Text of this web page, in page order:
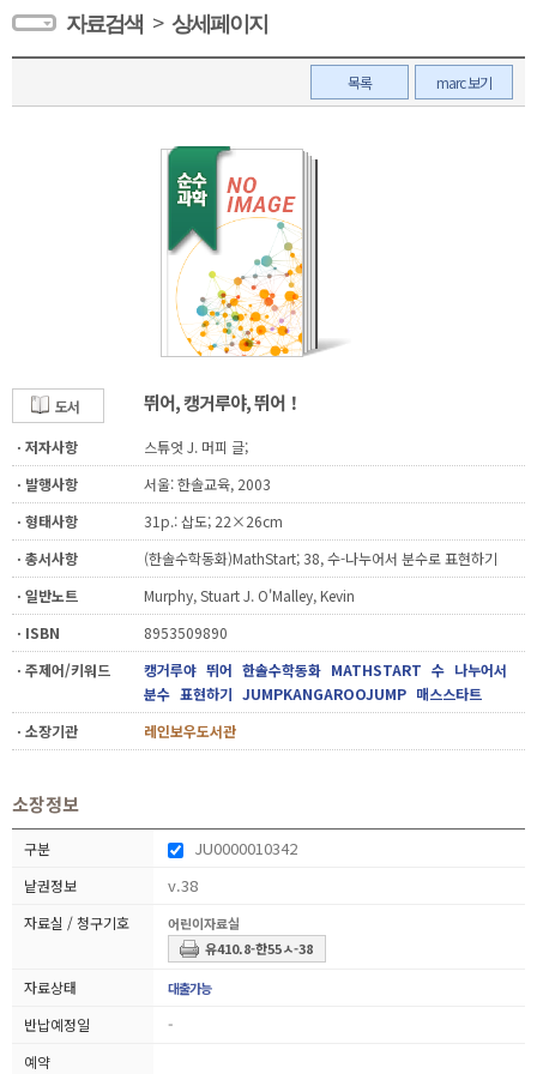
자료검색 > 상세페이지
목록 marc 보기
도서 뛰어, 캥거루야, 뛰어！
ㆍ저자사항
스튜엇 J. 머피 글;
ㆍ발행사항
서울: 한솔교육, 2003
ㆍ형태사항
31p.: 삽도; 22×26cm
ㆍ총서사항
(한솔수학동화)MathStart; 38, 수-나누어서 분수로 표현하기
ㆍ일반노트
Murphy, Stuart J. O'Malley, Kevin
ㆍISBN
8953509890
ㆍ주제어/키워드
캥거루야 뛰어 한솔수학동화 MATHSTART 수 나누어서
분수 표현하기 JUMPKANGAROOJUMP 매스스타트
ㆍ소장기관
레인보우도서관
소장정보
JU0000010342
v.38
어린이자료실
유410.8-한55ㅅ-38
대출가능
-